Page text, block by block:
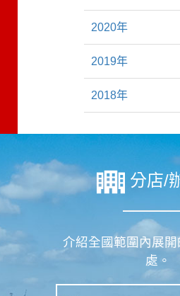
2020年
2019年
2018年
分店/
介紹全國範圍內展
處。